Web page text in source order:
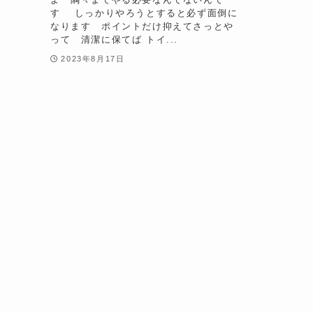
す しっかりやろうとすると必ず面倒に
なります ポイントだけ抑えてさっとや
って 清潔に保てば トイ...
2023年8月17日